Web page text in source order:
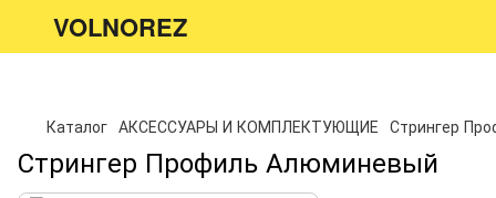
VOLNOREZ
Каталог АКСЕССУАРЫ И КОМПЛЕКТУЮЩИЕ Стрингер
Стрингер Профиль Алюминевый